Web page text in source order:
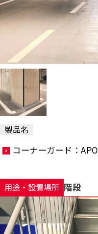
製品名
コーナーガード：
用途・設置場所 階段